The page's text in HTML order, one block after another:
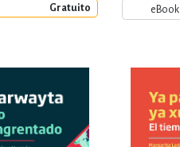
Gratuito eBook